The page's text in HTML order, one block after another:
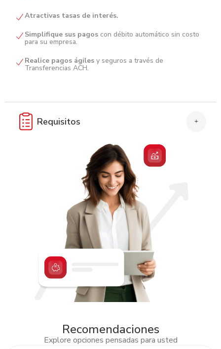
Atractivas tasas de interés.
Simplifique sus pagos con débito automático sin costo
para su empresa.
Realice pagos ágiles y seguros a través de
Transferencias ACH.
Requisitos +
Presentar original y copiade la Escritura de
Constitución de la Sociedad y sus modificaciones, si
Enunciar el listado de socios y de la junta directiva
(si aplica), detallando:– Nombre, Documento Nacional
de Identificación, teléfono, nacionalidad, fecha de
nacimiento y porcentaje de acciones.
Presentar Documento Nacional de Identificación
original del representante legal, firmas autorizadas
y socios, cuando corresponda.
Completar y firmar
los formularios por parte del
representante legal.
Proporcionar el RTN
numérico de la empresa y del
representante legal.
Recomendaciones
Explore opciones pensadas para usted